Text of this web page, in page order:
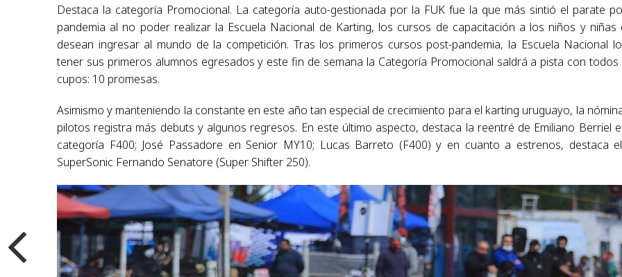
Destaca la categoría Promocional. La categoría auto-gestionada por la FUK fue la que más sintió el parate
pandemia al no poder realizar la Escuela Nacional de Karting, los cursos de capacitación a los niños y niñas
desean ingresar al mundo de la competición. Tras los primeros cursos post-pandemia, la Escuela Nacional
tener sus primeros alumnos egresados y este fin de semana la Categoría Promocional saldrá a pista con todos
cupos: 10 promesas.
Asimismo y manteniendo la constante en este año tan especial de crecimiento para el karting uruguayo, la
pilotos registra más debuts y algunos regresos. En este último aspecto, destaca la reentré de Emiliano Berriel
categoría F400; José Passadore en Senior MY10; Lucas Barreto (F400) y en cuanto a estrenos, destaca
SuperSonic Fernando Senatore (Super Shifter 250).